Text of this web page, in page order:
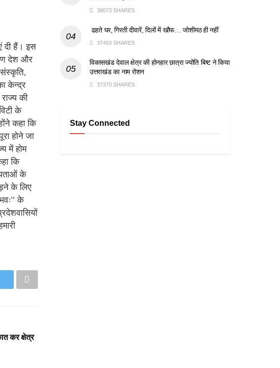
दी हैं। इस
देश और
केन्द्र
की
के
कहा कि
होने जा
में होम
कि
के
के लिए
के
कर क्षेत्र
38073 SHARES
ढहते घर, गिरती दीवारें, दिलों में खौफ… जोशीमठ ही नहीं
37453 SHARES
विकासखंड देवाल क्षेत्र की होनहार छात्रा ज्योति बिष्ट ने किया
उत्तराखंड का नाम रोशन
37370 SHARES
Stay Connected